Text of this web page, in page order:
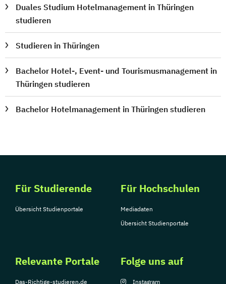
Duales Studium Hotelmanagement in Thüringen
studieren
Studieren in Thüringen
Bachelor Hotel-, Event- und Tourismusmanagement in
Thüringen studieren
Bachelor Hotelmanagement in Thüringen studieren
Für Studierende
Übersicht Studienportale
Für Hochschulen
Mediadaten
Übersicht Studienportale
Relevante Portale
Das-Richtige-studieren.de
Folge uns auf
Instagram